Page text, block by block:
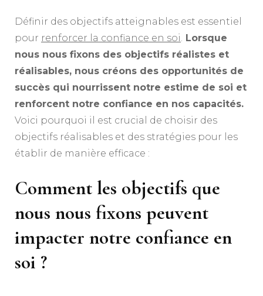
Définir des objectifs atteignables est essentiel
pour renforcer la confiance en soi. Lorsque
nous nous fixons des objectifs réalistes et
réalisables, nous créons des opportunités de
succès qui nourrissent notre estime de soi et
renforcent notre confiance en nos capacités.
Voici pourquoi il est crucial de choisir des
objectifs réalisables et des stratégies pour les
établir de manière efficace :
Comment les objectifs que
nous nous fixons peuvent
impacter notre confiance en
soi ?